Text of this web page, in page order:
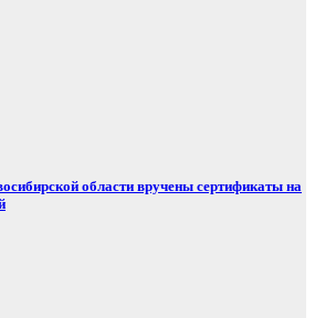
области вручены сертификаты на